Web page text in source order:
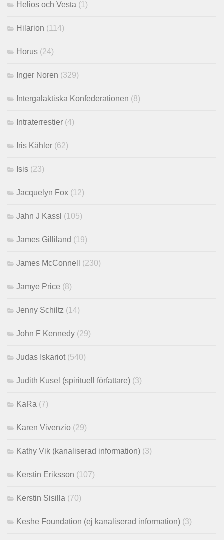
Helios och Vesta (1)
Hilarion (114)
Horus (24)
Inger Noren (329)
Intergalaktiska Konfederationen (8)
Intraterrestier (4)
Iris Kähler (62)
Isis (23)
Jacquelyn Fox (12)
Jahn J Kassl (105)
James Gilliland (19)
James McConnell (230)
Jamye Price (8)
Jenny Schiltz (14)
John F Kennedy (29)
Judas Iskariot (540)
Judith Kusel (spirituell författare) (3)
KaRa (7)
Karen Vivenzio (29)
Kathy Vik (kanaliserad information) (3)
Kerstin Eriksson (107)
Kerstin Sisilla (70)
Keshe Foundation (ej kanaliserad information) (3)